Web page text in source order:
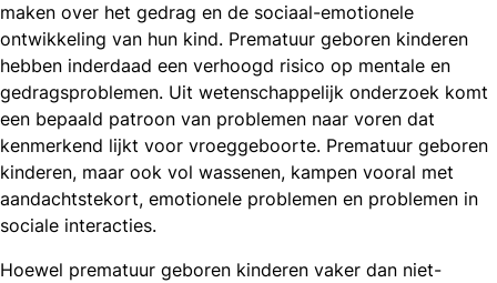
maken over het gedrag en de sociaal-emotionele
ontwikkeling van hun kind. Prematuur geboren kinderen
hebben inderdaad een verhoogd risico op mentale en
gedragsproblemen. Uit wetenschappelijk onderzoek komt
een bepaald patroon van problemen naar voren dat
kenmerkend lijkt voor vroeggeboorte. Prematuur geboren
kinderen, maar ook vol wassenen, kampen vooral met
aandachtstekort, emotionele problemen en problemen in
sociale interacties.
Hoewel prematuur geboren kinderen vaker dan niet-